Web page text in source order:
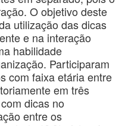
O objetivo deste
utilização das dicas
e na interação
habilidade
Participaram
com faixa etária entre
em três
dicas no
entre os